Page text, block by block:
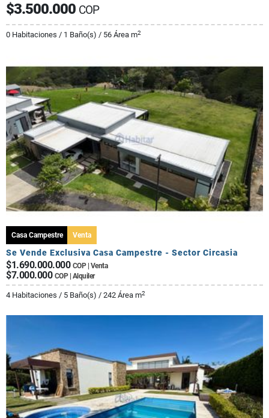
$3.500.000 COP
0 Habitaciones / 1 Baño(s) / 56 Área m2
Casa Campestre Venta
Se Vende Exclusiva Casa Campestre - Sector Circasia
$1.690.000.000 COP | Venta
$7.000.000 COP | Alquiler
4 Habitaciones / 5 Baño(s) / 242 Área m2